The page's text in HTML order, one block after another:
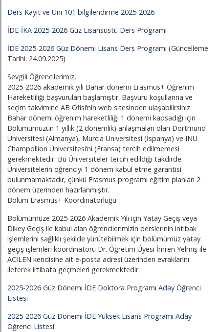
Ders Kayıt ve Uni 101 bilgilendirme 2025-2026
İDE-İKA 2025-2026 Güz Lisansüstü Ders Programı
İDE 2025-2026 Güz Dönemi Lisans Ders Programı (Güncelleme
Tarihi: 24.09.2025)
Sevgili Öğrencilerimiz,
2025-2026 akademik yılı Bahar dönemi Erasmus+ Öğrenim
Hareketliliği başvuruları başlamıştır. Başvuru koşullarına ve
seçim takvimine AB Ofisi’nin web sitesinden ulaşabilirsiniz.
Bahar dönemi öğrenim hareketliliği 1 dönemi kapsadığı için
Bölümümüzün 1 yıllık (2 dönemlik) anlaşmaları olan Dortmund
Üniversitesi (Almanya), Murcia Üniversitesi (İspanya) ve INU
Champollion Üniversitesi’ni (Fransa) tercih edilmemesi
gerekmektedir. Bu Üniversiteler tercih edildiği takdirde
Üniversitelerin öğrenciyi 1 dönem kabul etme garantisi
bulunmamaktadır, çünkü Erasmus programı eğitim planları 2
dönem üzerinden hazırlanmıştır.
Bölüm Erasmus+ Koordinatörlüğü
Bölümümüze 2025-2026 Akademik Yılı için Yatay Geçiş veya
Dikey Geçiş ile kabul alan öğrencilerimizin derslerinin intibak
işlemlerini sağlıklı şekilde yürütebilmek için bölümümüz yatay
geçiş işlemleri koordinatörü Dr. Öğretim Üyesi İmren Yelmiş ile
ACİLEN kendisine ait e-posta adresi üzerinden evraklarını
ileterek irtibata geçmeleri gerekmektedir.
2025-2026 Güz Dönemi İDE Doktora Programı Aday Öğrenci
Listesi
2025-2026 Güz Dönemi İDE Yüksek Lisans Programı Aday
Öğrenci Listesi